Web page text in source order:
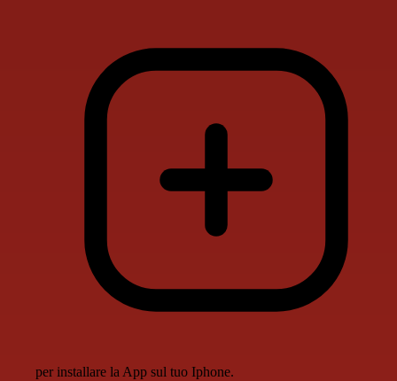
per installare la App sul tuo Iphone.